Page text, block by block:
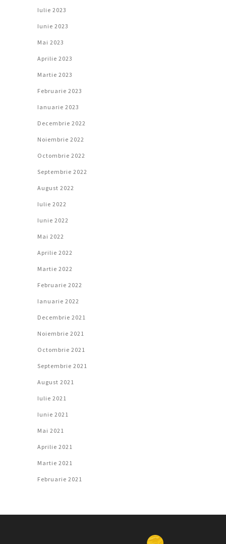
Iulie 2023
Iunie 2023
Mai 2023
Aprilie 2023
Martie 2023
Februarie 2023
Ianuarie 2023
Decembrie 2022
Noiembrie 2022
Octombrie 2022
Septembrie 2022
August 2022
Iulie 2022
Iunie 2022
Mai 2022
Aprilie 2022
Martie 2022
Februarie 2022
Ianuarie 2022
Decembrie 2021
Noiembrie 2021
Octombrie 2021
Septembrie 2021
August 2021
Iulie 2021
Iunie 2021
Mai 2021
Aprilie 2021
Martie 2021
Februarie 2021